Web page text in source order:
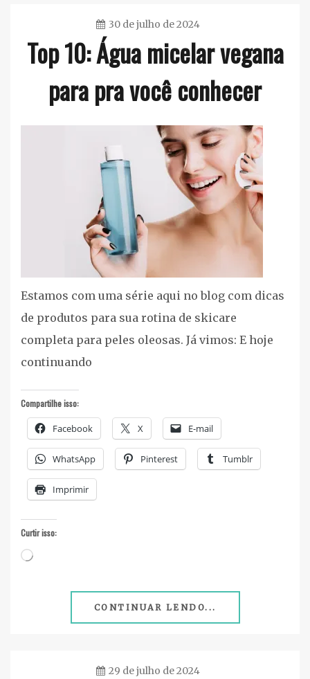
30 de julho de 2024
Sena
Silva
Top 10: Água micelar vegana
para pra você conhecer
Rosto
Estamos com uma série aqui no blog com dicas
de produtos para sua rotina de skicare
completa para peles oleosas. Já vimos: E hoje
continuando
Compartilhe isso:
Facebook X E-mail
WhatsApp Pinterest Tumblr
Imprimir
Curtir isso:
Carregando...
CONTINUAR LENDO...
29 de julho de 2024